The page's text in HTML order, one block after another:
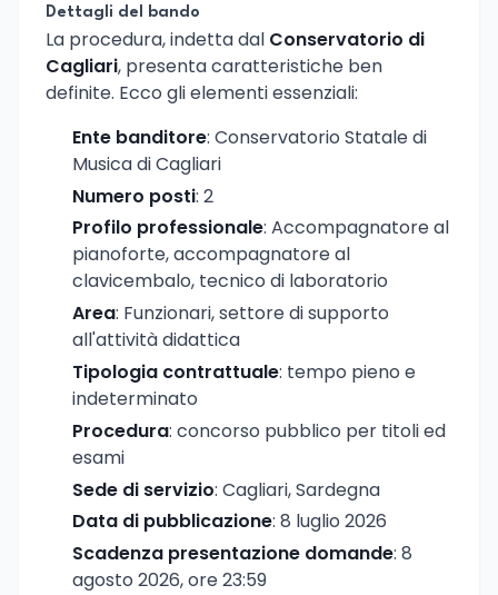
Dettagli del bando
La procedura, indetta dal Conservatorio di
Cagliari, presenta caratteristiche ben
definite. Ecco gli elementi essenziali:
Ente banditore: Conservatorio Statale di
Musica di Cagliari
Numero posti: 2
Profilo professionale: Accompagnatore al
pianoforte, accompagnatore al
clavicembalo, tecnico di laboratorio
Area: Funzionari, settore di supporto
all'attività didattica
Tipologia contrattuale: tempo pieno e
indeterminato
Procedura: concorso pubblico per titoli ed
esami
Sede di servizio: Cagliari, Sardegna
Data di pubblicazione: 8 luglio 2026
Scadenza presentazione domande: 8
agosto 2026, ore 23:59